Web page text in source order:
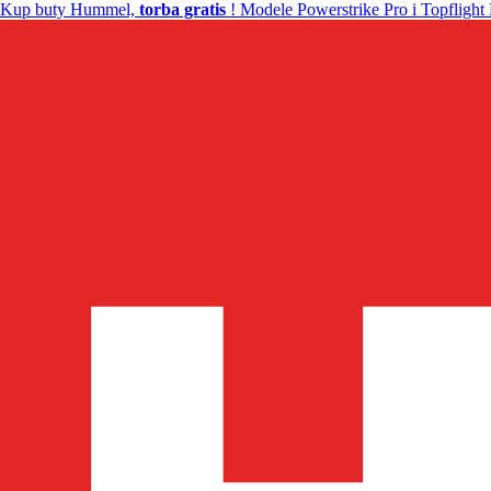
Kup buty Hummel, torba gratis ! Modele Powerstrike Pro i Topflight